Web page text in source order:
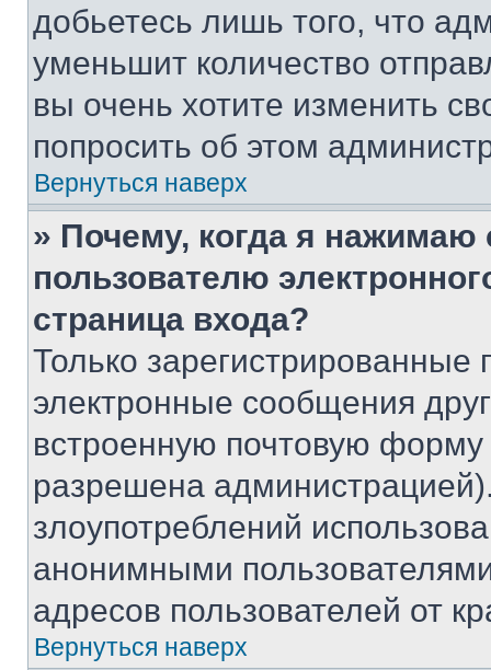
добьетесь лишь того, что
уменьшит количество
вы очень хотите изменить
попросить об этом
Вернуться наверх
» Почему, когда я нажимаю
пользователю
страница входа?
Только зарегистрированные
электронные сообщения
встроенную почтовую
разрешена
злоупотреблений
анонимными
адресов пользователей от
Вернуться наверх